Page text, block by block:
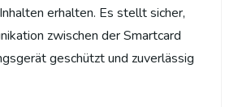
erhalten. Es stellt sicher,
zwischen der Smartcard
geschützt und zuverlässig